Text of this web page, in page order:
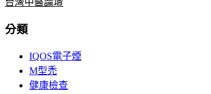
台灣中醫論壇
分類
IQOS電子煙
M型禿
健康檢查